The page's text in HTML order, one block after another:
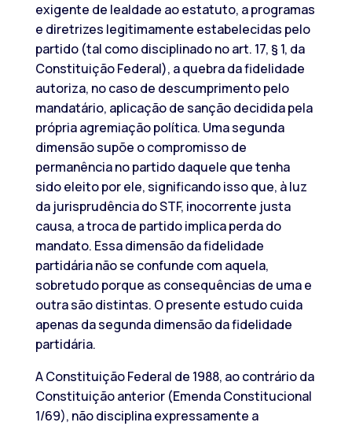
exigente de lealdade ao estatuto, a programas
e diretrizes legitimamente estabelecidas pelo
partido (tal como disciplinado no art. 17, § 1, da
Constituição Federal), a quebra da fidelidade
autoriza, no caso de descumprimento pelo
mandatário, aplicação de sanção decidida pela
própria agremiação política. Uma segunda
dimensão supõe o compromisso de
permanência no partido daquele que tenha
sido eleito por ele, significando isso que, à luz
da jurisprudência do STF, inocorrente justa
causa, a troca de partido implica perda do
mandato. Essa dimensão da fidelidade
partidária não se confunde com aquela,
sobretudo porque as consequências de uma e
outra são distintas. O presente estudo cuida
apenas da segunda dimensão da fidelidade
partidária.
A Constituição Federal de 1988, ao contrário da
Constituição anterior (Emenda Constitucional
1/69), não disciplina expressamente a